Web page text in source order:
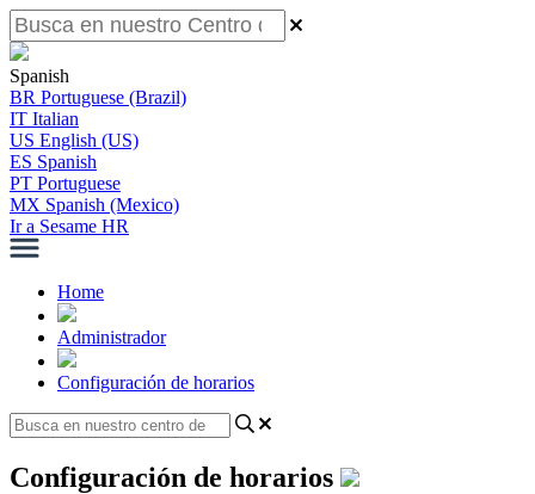
Spanish
BR Portuguese (Brazil)
IT Italian
US English (US)
ES Spanish
PT Portuguese
MX Spanish (Mexico)
Ir a Sesame HR
Home
Administrador
Configuración de horarios
Configuración de horarios